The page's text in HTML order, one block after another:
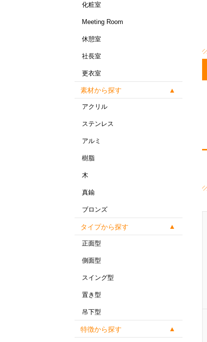
化粧室
Meeting Room
休憩室
社長室
更衣室
素材から探す
アクリル
ステンレス
アルミ
樹脂
木
真鍮
ブロンズ
タイプから探す
正面型
側面型
スイング型
置き型
吊下型
特徴から探す